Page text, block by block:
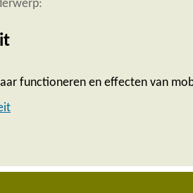
functioneren en effecten van